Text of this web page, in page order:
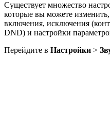
Существует множество
которые вы можете
включения, исключения
DND) и настройки
Перейдите в Настройки >